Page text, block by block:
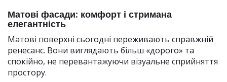
Матові фасади: комфорт і стримана
елегантність
Матові поверхні сьогодні переживають справжній
ренесанс. Вони виглядають більш «дорого» та
спокійно, не перевантажуючи візуальне сприйняття
простору.